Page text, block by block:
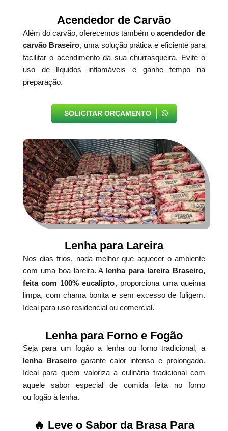
Acendedor de Carvão
Além do carvão, oferecemos também oacendedor de
carvão Braseiro, uma solução prática e eficiente para
facilitar o acendimento da sua churrasqueira. Evite o
uso de líquidos inflamáveis e ganhe tempo na
preparação.
SOLICITAR ORÇAMENTO
Lenha para Lareira
Nos dias frios, nada melhor que aquecer o ambiente
com uma boa lareira. A lenha para lareira Braseiro,
feita com 100% eucalipto, proporciona uma queima
limpa, com chama bonita e sem excesso de fuligem.
Ideal para uso residencial ou comercial.
Lenha para Forno e Fogão
Seja para um fogão a lenha ou forno tradicional, a
lenha Braseirogarante calor intenso e prolongado.
Ideal para quem valoriza a culinária tradicional com
aquele sabor especial de comida feita no forno
ou fogão à lenha.
🔥 Leve o Sabor da Brasa Para